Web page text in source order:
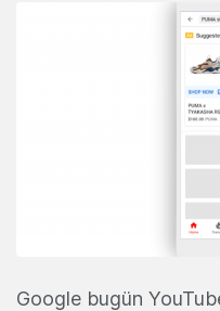
Google bugün